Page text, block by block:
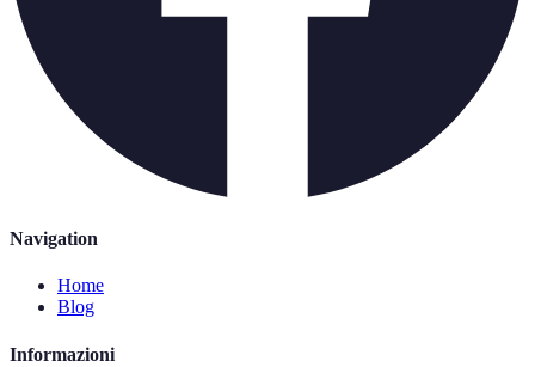
Navigation
Home
Blog
Informazioni